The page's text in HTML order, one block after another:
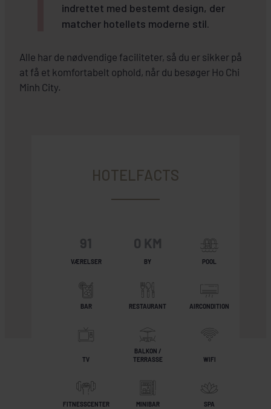
indrettet med bestemt design, der
matcher hotellets moderne stil.
Alle har de nødvendige faciliteter, så du er sikker på
at få et komfortabelt ophold, når du besøger Ho Chi
Minh City.
HOTELFACTS
91
VÆRELSER
0 KM
BY POOL
BAR RESTAURANT AIRCONDITION
TV
BALKON /
TERRASSE
WIFI
FITNESSCENTER MINIBAR SPA